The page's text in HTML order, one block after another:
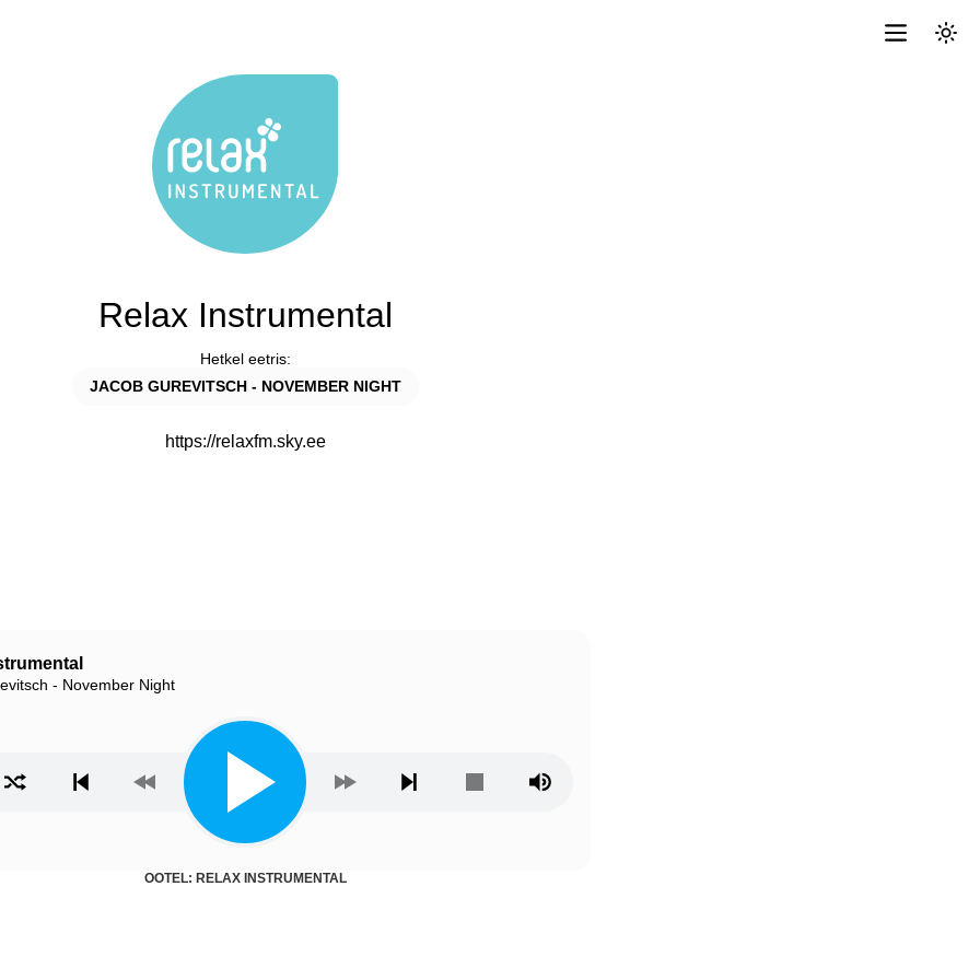
Relax Instrumental
Hetkel eetris:
JACOB GUREVITSCH - NOVEMBER NIGHT
https://relaxfm.sky.ee
- November Night
OOTEL: RELAX INSTRUMENTAL